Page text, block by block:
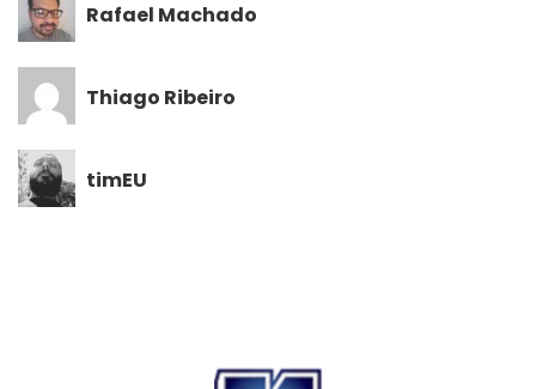
Rafael Machado
Thiago Ribeiro
timEU